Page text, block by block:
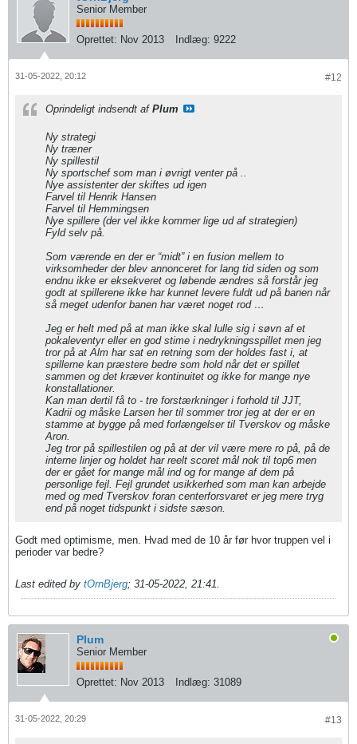
Senior Member
Oprettet: Nov 2013 Indlæg: 9222
#12
31-05-2022, 20:12
Oprindeligt indsendt af Plum
Ny strategi
Ny træner
Ny spillestil
Ny sportschef som man i øvrigt venter på ..
Nye assistenter der skiftes ud igen
Farvel til Henrik Hansen
Farvel til Hemmingsen
Nye spillere (der vel ikke kommer lige ud af strategien)
Fyld selv på.
Som værende en der er “midt” i en fusion mellem to
virksomheder der blev annonceret for lang tid siden og som
endnu ikke er eksekveret og løbende ændres så forstår jeg
godt at spillerene ikke har kunnet levere fuldt ud på banen når
så meget udenfor banen har været noget rod …
Jeg er helt med på at man ikke skal lulle sig i søvn af et
pokaleventyr eller en god stime i nedrykningsspillet men jeg
tror på at Alm har sat en retning som der holdes fast i, at
spillerne kan præstere bedre som hold når det er spillet
sammen og det kræver kontinuitet og ikke for mange nye
konstallationer.
Kan man dertil få to - tre forstærkninger i forhold til JJT,
Kadrii og måske Larsen her til sommer tror jeg at der er en
stamme at bygge på med forlængelser til Tverskov og måske
Aron.
Jeg tror på spillestilen og på at der vil være mere ro på, på de
interne linjer og holdet har reelt scoret mål nok til top6 men
der er gået for mange mål ind og for mange af dem på
personlige fejl. Fejl grundet usikkerhed som man kan arbejde
med og med Tverskov foran centerforsvaret er jeg mere tryg
end på noget tidspunkt i sidste sæson.
Godt med optimisme, men. Hvad med de 10 år før hvor truppen vel i
perioder var bedre?
Last edited by tOrnBjerg; 31-05-2022, 21:41
Plum
Senior Member
Oprettet: Nov 2013 Indlæg: 31089
#13
31-05-2022, 20:29